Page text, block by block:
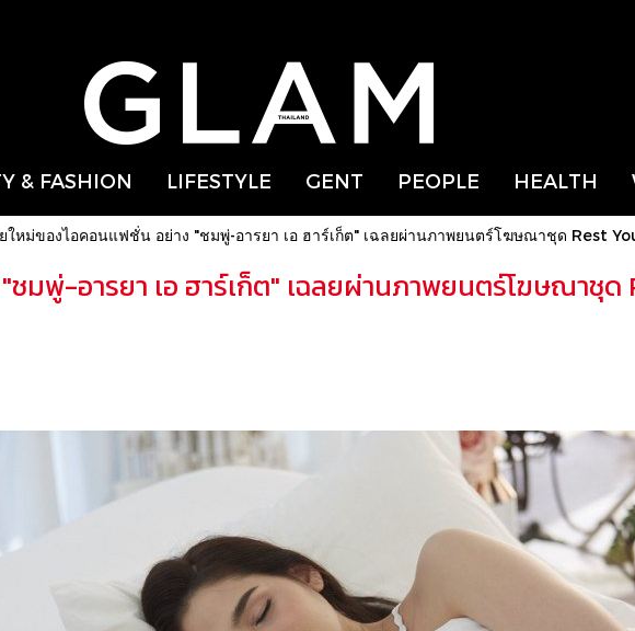
& FASHION LIFESTYLE GENT PEOPLE HEALTH
ใหม่ของไอคอนแฟชั่น อย่าง "ชมพู่-อารยา เอ ฮาร์เก็ต" เฉลยผ่านภาพยนตร์โฆษณาชุด Rest
มพู่-อารยา เอ ฮาร์เก็ต" เฉลยผ่านภาพยนตร์โฆษณาชุด